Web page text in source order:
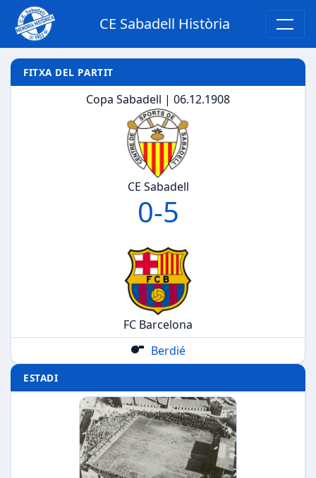
CE Sabadell Història
FITXA DEL PARTIT
Copa Sabadell | 06.12.1908
CE Sabadell
0-5
FC Barcelona
Berdié
ESTADI